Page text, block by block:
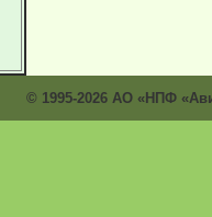
© 1995-2026 АО «НПФ